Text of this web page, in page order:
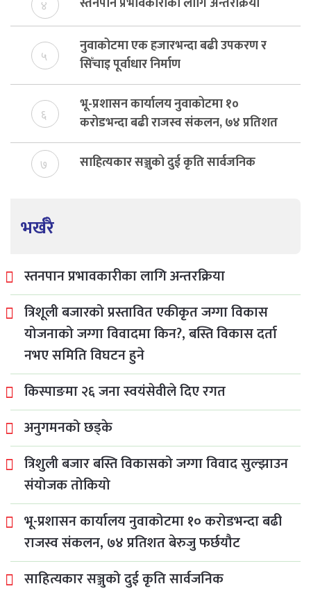
४
५
नुवाकोटमा एक हजारभन्दा बढी उपकरण र
सिँचाइ पूर्वाधार निर्माण
६
भू-प्रशासन कार्यालय नुवाकोटमा १०
करोडभन्दा बढी राजस्व संकलन, ७४ प्रतिशत
बेरुजु फर्छयौट
७ साहित्यकार सञ्जुको दुई कृति सार्वजनिक
भर्खरै
स्तनपान प्रभावकारीका लागि अन्तरक्रिया
त्रिशूली बजारको प्रस्तावित एकीकृत जग्गा विकास
योजनाको जग्गा विवादमा किन?, बस्ति विकास दर्ता
नभए समिति विघटन हुने
किस्पाङमा २६ जना स्वयंसेवीले दिए रगत
अनुगमनको छड्के
त्रिशुली बजार बस्ति विकासको जग्गा विवाद सुल्झाउन
संयोजक तोकियो
भू-प्रशासन कार्यालय नुवाकोटमा १० करोडभन्दा बढी
राजस्व संकलन, ७४ प्रतिशत बेरुजु फर्छयौट
साहित्यकार सञ्जुको दुई कृति सार्वजनिक